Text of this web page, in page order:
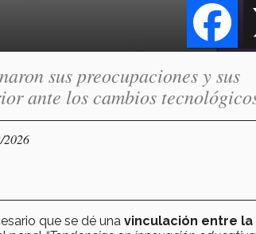
sus preocupaciones y sus
ante los cambios
2026
que se dé una vinculación entre la